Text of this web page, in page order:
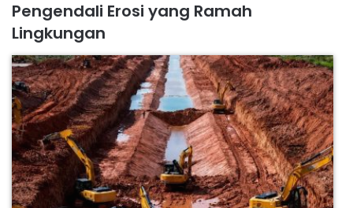
Pengendali Erosi yang Ramah
Lingkungan